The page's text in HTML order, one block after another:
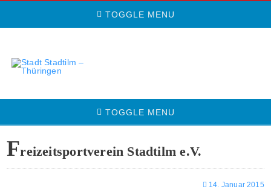
TOGGLE MENU
TOGGLE MENU
Freizeitsportverein Stadtilm e.V.
14. Januar 2015